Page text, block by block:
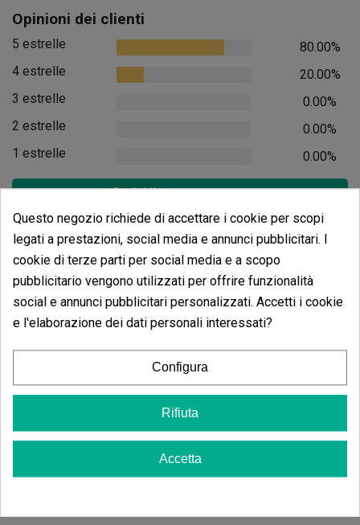
Opinioni dei clienti
5 estrelle
80.00%
4 estrelle
20.00%
3 estrelle
0.00%
2 estrelle
0.00%
1 estrelle
0.00%
Scrivi il tuo commento
4.80de5
5 Valutazioni globali
Ordina per:
RecensioniCaricabatterie di
Vedere i commenti in altre lingue
Questo negozio richiede di accettare i cookie per scopi
legati a prestazioni, social media e annunci pubblicitari. I
cookie di terze parti per social media e a scopo
pubblicitario vengono utilizzati per offrire funzionalità
social e annunci pubblicitari personalizzati. Accetti i cookie
e l'elaborazione dei dati personali interessati?
Configura
Rifiuta
Accetta